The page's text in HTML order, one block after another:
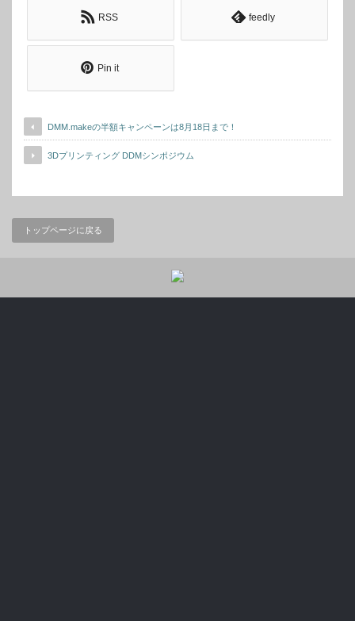
RSS feedly
Pin it
DMM.makeの半額キャンペーンは8月18日まで！
3Dプリンティング DDMシンポジウム
トップページに戻る